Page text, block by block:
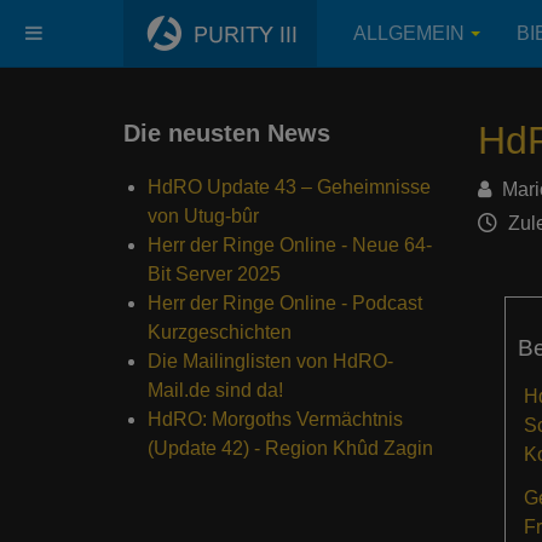
ALLGEMEIN
Die neusten News
HdRO Update 43 – Geheimnisse
von Utug-bûr
Herr der Ringe Online - Neue 64-
Bit Server 2025
Herr der Ringe Online - Podcast
Kurzgeschichten
Die Mailinglisten von HdRO-
Mail.de sind da!
HdRO: Morgoths Vermächtnis
(Update 42) - Region Khûd Zagin